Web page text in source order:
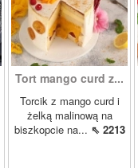
Tort mango curd z...
Torcik z mango curd i
żelką malinową na
biszkopcie na... ⇖ 2213